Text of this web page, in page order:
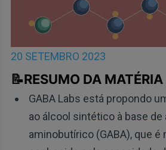
20 SETEMBRO 2023
📝RESUMO DA MATÉRIA
GABA Labs está propondo
ao álcool sintético à base de
aminobutírico (GABA), que é